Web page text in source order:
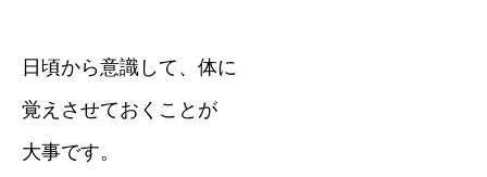
日頃から意識して、体に
覚えさせておくことが
大事です。